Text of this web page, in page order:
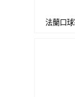
法蘭口球